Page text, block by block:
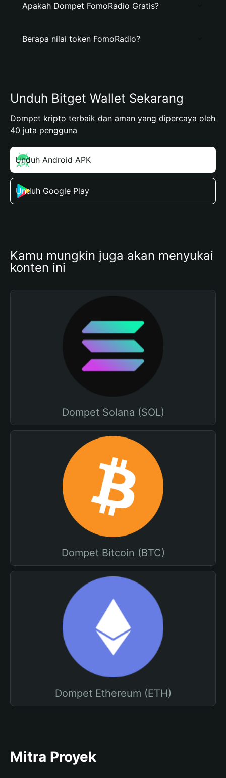
Apakah Dompet FomoRadio Gratis?
Berapa nilai token FomoRadio?
Unduh Bitget Wallet Sekarang
Dompet kripto terbaik dan aman yang dipercaya oleh
40 juta pengguna
Unduh Android APK
Unduh Google Play
Kamu mungkin juga akan menyukai
konten ini
Dompet Solana (SOL)
Dompet Bitcoin (BTC)
Dompet Ethereum (ETH)
Mitra Proyek